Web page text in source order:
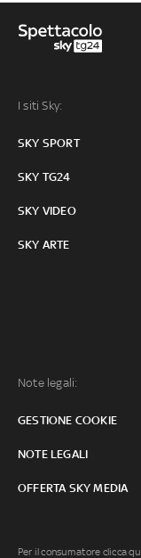
I siti Sky:
SKY SPORT
SKY TG24
SKY VIDEO
SKY ARTE
Note legali:
GESTIONE COOKIE
NOTE LEGALI
OFFERTA SKY MEDIA
Per il consumatore clicca